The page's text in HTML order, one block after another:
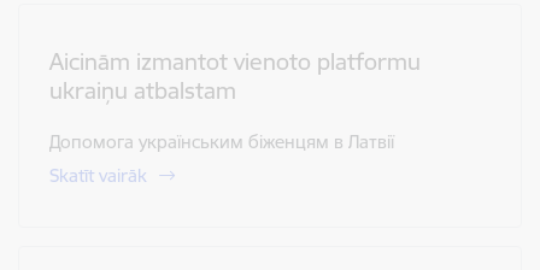
Aicinām izmantot vienoto platformu
ukraiņu atbalstam
Допомога українським біженцям в Латвії
Skatīt vairāk